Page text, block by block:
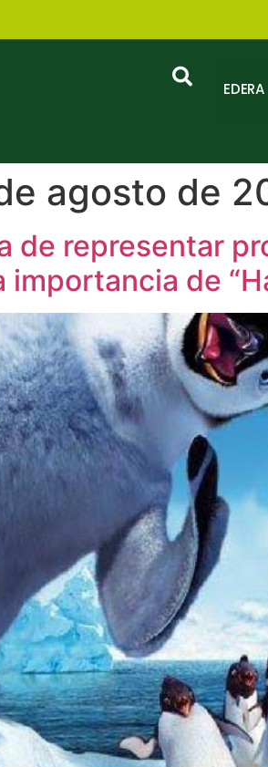
EDERA
agosto de
de representar
importancia de